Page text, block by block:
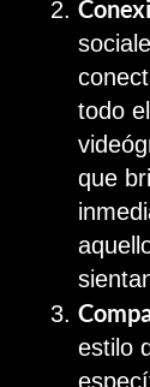
todo
que
estilo